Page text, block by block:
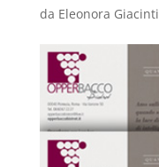
da Eleonora Giacinti